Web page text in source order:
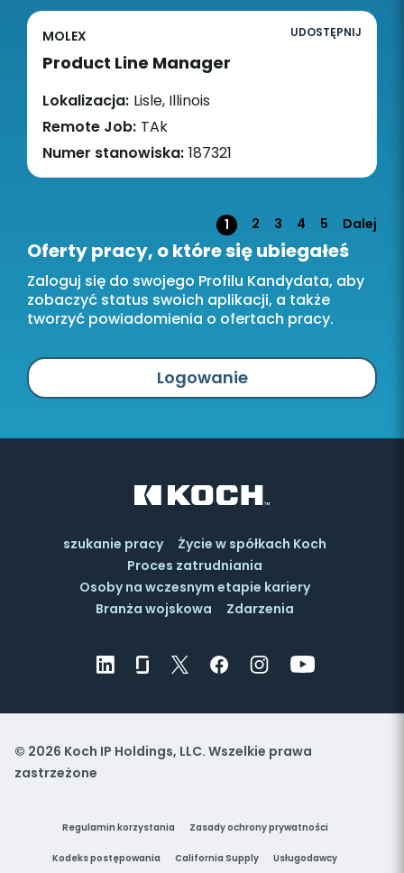
MOLEX UDOSTĘPNIJ
Product Line Manager
Lokalizacja: Lisle, Illinois
Remote Job: TAk
Numer stanowiska: 187321
Strona
1 2 3 4 5 Dalej
Oferty pracy, o które się ubiegałeś
Zaloguj się do swojego Profilu Kandydata, aby
zobaczyć status swoich aplikacji, a także
tworzyć powiadomienia o ofertach pracy.
Logowanie
szukanie pracy
Życie w spółkach Koch
Proces zatrudniania
Osoby na wczesnym etapie kariery
Branża wojskowa
Zdarzenia
© 2026 Koch IP Holdings, LLC. Wszelkie prawa
zastrzeżone
Regulamin korzystania Zasady ochrony prywatności
Kodeks postępowania California Supply Usługodawcy